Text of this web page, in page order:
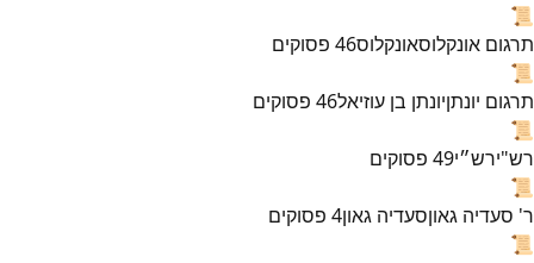
📜
תרגום אונקלוסאונקלוס46 פסוקים
📜
תרגום יונתןיונתן בן עוזיאל46 פסוקים
📜
רש"ירש״י49 פסוקים
📜
ר' סעדיה גאוןסעדיה גאון4 פסוקים
📜